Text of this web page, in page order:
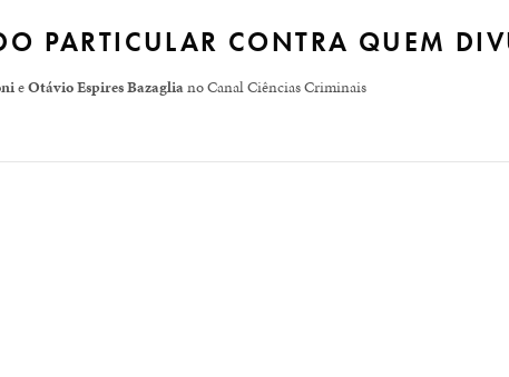
PARTICULAR CONTRA QUEM
eOtávio Espires Bazagliano Canal Ciências Criminais